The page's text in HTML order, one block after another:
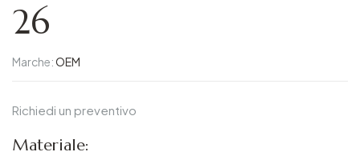
26
Marche:OEM
Richiedi un preventivo
Materiale: